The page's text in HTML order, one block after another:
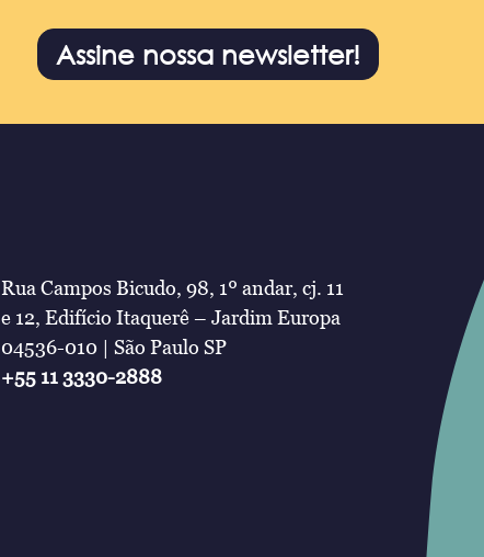
Assine nossa newsletter!
Rua Campos Bicudo, 98, 1º andar, cj. 11
e 12, Edifício Itaquerê – Jardim Europa
04536-010 | São Paulo SP
+55 11 3330-2888